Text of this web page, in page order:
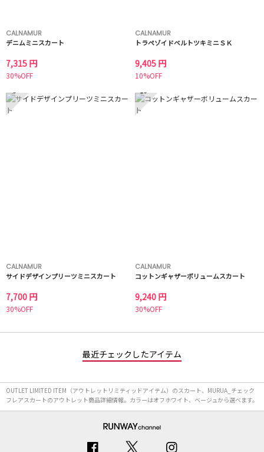
CALNAMUR
デニムミニスカート
7,315 円
30%OFF
CALNAMUR
トラペゾイドベルトツキミニＳＫ
9,405 円
10%OFF
9
CALNAMUR
サイドデザインプリーツミニスカート
7,700 円
30%OFF
10
CALNAMUR
コットンギャザーボリュームスカート
9,240 円
30%OFF
最近チェックしたアイテム
OUTLET LIMITED ITEM（アウトレットリミティッドアイテム）のスカート、MURUA_チェック
フレアスカートのアウトレット商品詳細情報。カラーはオフホワイト、ベージュから選べます。